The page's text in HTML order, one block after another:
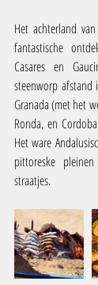
Het achterland
fantastische
Casares en
steenworp afstand
Granada (met het
Ronda, en
Het ware
pittoreske
straatjes.